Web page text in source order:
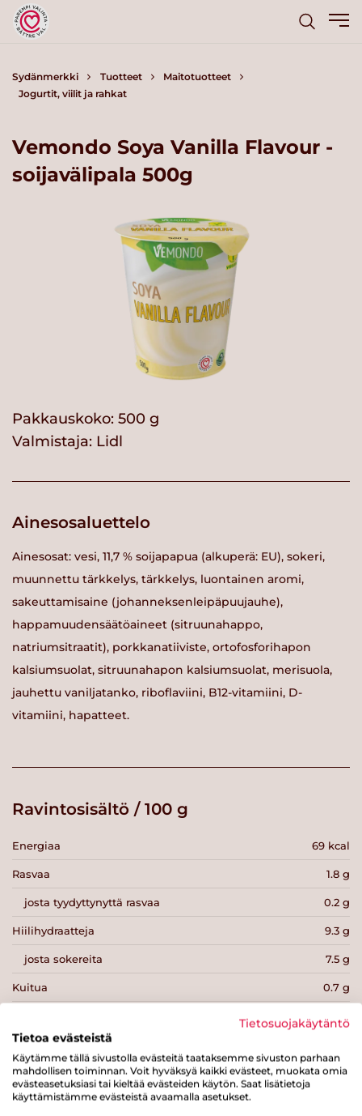
Sydänmerkki Tuotteet
Maitotuotteet
Jogurtit, viilit ja rahkat
Vemondo Soya Vanilla Flavour -
soijavälipala 500g
Pakkauskoko: 500 g
Valmistaja: Lidl
Ainesosaluettelo
Ainesosat: vesi, 11,7 % soijapapua (alkuperä: EU), sokeri,
muunnettu tärkkelys, tärkkelys, luontainen aromi,
sakeuttamisaine (johanneksenleipäpuujauhe),
happamuudensäätöaineet (sitruunahappo,
natriumsitraatit), porkkanatiiviste, ortofosforihapon
kalsiumsuolat, sitruunahapon kalsiumsuolat, merisuola,
jauhettu vaniljatanko, riboflaviini, B12-vitamiini, D-
vitamiini, hapatteet.
Ravintosisältö / 100 g
Energiaa 69 kcal
Rasvaa 1.8 g
josta tyydyttynyttä rasvaa 0.2 g
Hiilihydraatteja 9.3 g
josta sokereita 7.5 g
Kuitua 0.7 g
Suolaa
Tietosuojakäytäntö
Tietoa evästeistä
Käytämme tällä sivustolla evästeitä taataksemme sivuston parhaan
mahdollisen toiminnan. Voit hyväksyä kaikki evästeet, muokata omia
evästeasetuksiasi tai kieltää evästeiden käytön. Saat lisätietoja
käyttämistämme evästeistä avaamalla asetukset.